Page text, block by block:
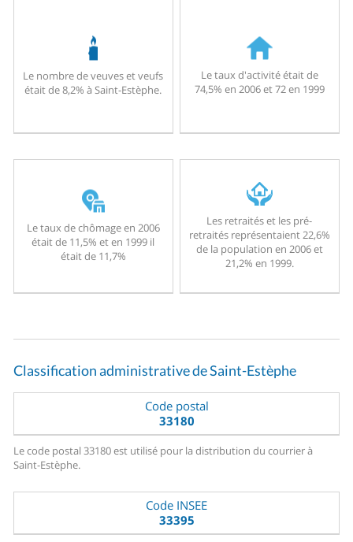
Le nombre de veuves et veufs
était de 8,2% à Saint-Estèphe.
Le taux d'activité était de
74,5% en 2006 et 72 en 1999
Le taux de chômage en 2006
était de 11,5% et en 1999 il
était de 11,7%
Les retraités et les pré-
retraités représentaient 22,6%
de la population en 2006 et
21,2% en 1999.
Classification administrative de Saint-Estèphe
Code postal
33180
Le code postal 33180 est utilisé pour la distribution du courrier à
Saint-Estèphe.
Code INSEE
33395